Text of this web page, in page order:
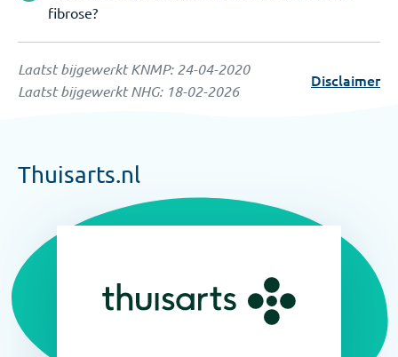
fibrose?
Laatst bijgewerkt KNMP:24-04-2020
Laatst bijgewerkt NHG: 18-02-2026
Disclaimer
Thuisarts.nl